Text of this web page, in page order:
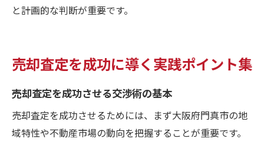
と計画的な判断が重要です。
売却査定を成功に導く実践ポイント集
売却査定を成功させる交渉術の基本
売却査定を成功させるためには、まず大阪府門真市の地
域特性や不動産市場の動向を把握することが重要です。